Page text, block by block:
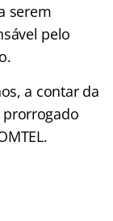
serem
pelo
a contar da